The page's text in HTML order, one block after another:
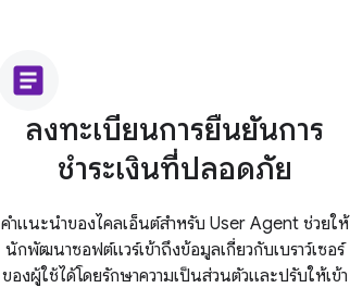
article
ลงทะเบียนการยืนยันการ
ชำระเงินที่ปลอดภัย
คำแนะนำของไคลเอ็นต์สำหรับ User Agent ช่วยให้
นักพัฒนาซอฟต์แวร์เข้าถึงข้อมูลเกี่ยวกับเบราว์เซอร์
ของผู้ใช้ได้โดยรักษาความเป็นส่วนตัวและปรับให้เข้า